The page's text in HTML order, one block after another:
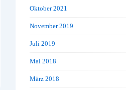
Oktober 2021
November 2019
Juli 2019
Mai 2018
März 2018